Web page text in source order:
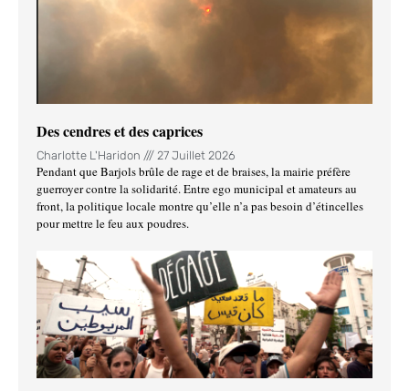
Des cendres et des caprices
Charlotte L'Haridon 27 Juillet 2026
Pendant que Barjols brûle de rage et de braises, la mairie préfère
guerroyer contre la solidarité. Entre ego municipal et amateurs au
front, la politique locale montre qu’elle n’a pas besoin d’étincelles
pour mettre le feu aux poudres.